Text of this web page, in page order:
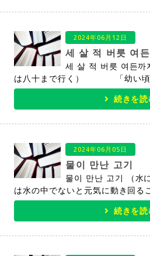
2024年06月12日
세 살 적 버릇 여
세 살 적 버릇 여든까
は八十まで行く） 「幼い頃
続きを読
2024年06月05日
물이 만난 고기
물이 만난 고기
は水の中でないと元気に動き回る
続きを読